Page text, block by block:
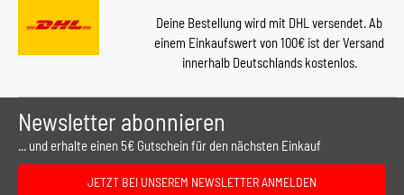
Deine Bestellung wird mit DHL versendet. Ab
einem Einkaufswert von 100€ ist der Versand
innerhalb Deutschlands kostenlos.
Newsletter abonnieren
... und erhalte einen 5€ Gutschein für den nächsten Einkauf
JETZT BEI UNSEREM NEWSLETTER ANMELDEN